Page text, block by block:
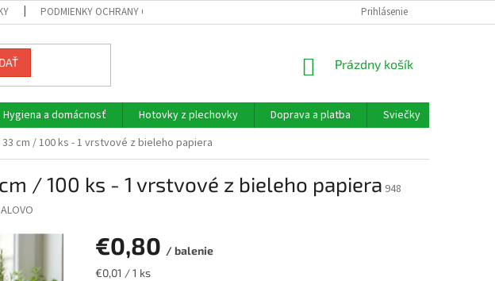
PODMIENKY OCHRANY OSOBNÝCH ÚDAJOV Prihlásenie
NÁKUPNÝ
Prázdny košík
Hygiena a domácnosť Hotovky z plechovky Doprava a platba Sviečky
cm / 100 ks - 1 vrstvové z bieleho papiera
/ 100 ks - 1 vrstvové z bieleho papiera 948
€0,80 / balenie
Jednotková
€0,01 / 1 ks